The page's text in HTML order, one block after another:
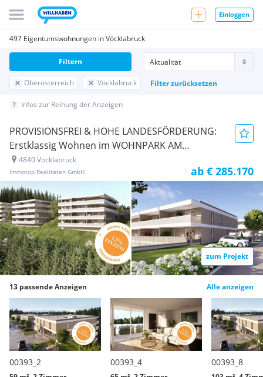
Einloggen
497 Eigentumswohnungen in Vöcklabruck
Oberösterreich Vöcklabruck Filter zurücksetzen
Filtern
Infos zur Reihung der Anzeigen
PROVISIONSFREI & HOHE LANDESFÖRDERUNG:
Erstklassig Wohnen im WOHNPARK AM
POSCHENHOF
4840 Vöcklabruck
Immotop Realitäten GmbH ab € 285.170
zum Projekt
13 passende Anzeigen Alle anzeigen
00393_2 00393_4 00393_8